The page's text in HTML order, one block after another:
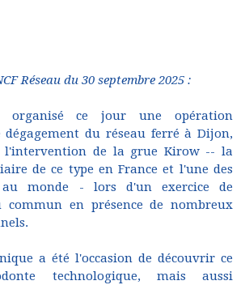
Réseau du 30 septembre 2025 :
organisé ce jour une opération
dégagement du réseau ferré à Dijon,
l'intervention de la grue Kirow -- la
de ce type en France et l'une des
au monde - lors d'un exercice de
commun en présence de nombreux
a été l'occasion de découvrir ce
technologique, mais aussi